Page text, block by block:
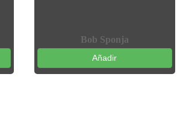
Bob Sponja
Añadir